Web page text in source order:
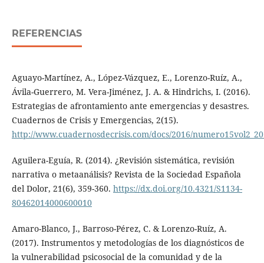
REFERENCIAS
Aguayo-Martínez, A., López-Vázquez, E., Lorenzo-Ruíz, A.,
Ávila-Guerrero, M. Vera-Jiménez, J. A. & Hindrichs, I. (2016).
Estrategias de afrontamiento ante emergencias y desastres.
Cuadernos de Crisis y Emergencias, 2(15).
http://www.cuadernosdecrisis.com/docs/2016/
Aguilera-Eguía, R. (2014). ¿Revisión sistemática, revisión
narrativa o metaanálisis? Revista de la Sociedad Española
del Dolor, 21(6), 359-360. https://dx.doi.org/10.4321/S1134-
80462014000600010
Amaro-Blanco, J., Barroso-Pérez, C. & Lorenzo-Ruíz, A.
(2017). Instrumentos y metodologías de los diagnósticos de
la vulnerabilidad psicosocial de la comunidad y de la